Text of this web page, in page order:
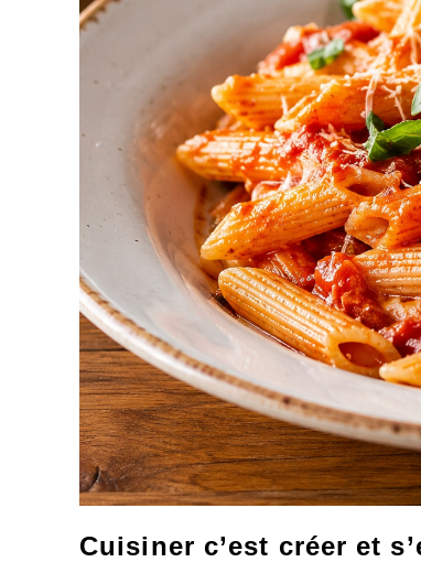
Cuisiner c’est créer et